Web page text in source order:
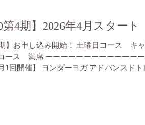
第4期】2026年4月スタート
期】お申し込み開始！ 土曜日コース キ
ース 満席 ーーーーーーーーーーーー
1回開催】 ヨンダーヨガ アドバンスド